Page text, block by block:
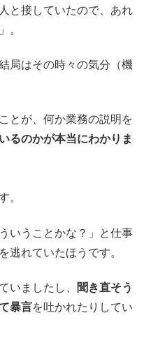
と接していたので、あれ
。
局はその時々の気分（機
とが、何か業務の説明を
るのかが本当にわかりま
。
いうことかな？」と仕事
逃れていたほうです。
いましたし、
聞き直そう
暴言を吐かれたりしてい